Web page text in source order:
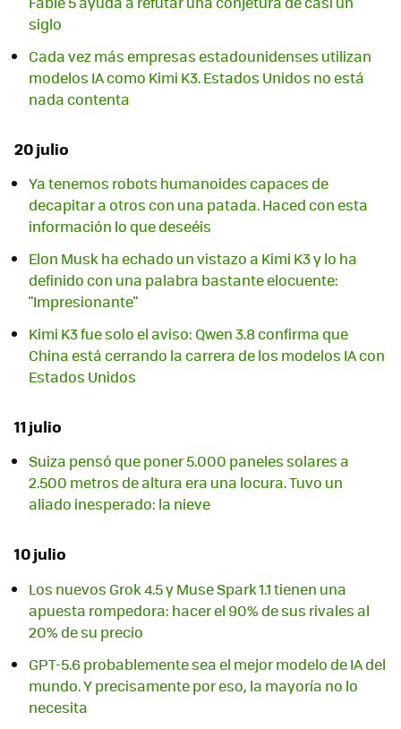
siglo
Cada vez más empresas estadounidenses utilizan
modelos IA como Kimi K3. Estados Unidos no está
nada contenta
20 julio
Ya tenemos robots humanoides capaces de
decapitar a otros con una patada. Haced con esta
información lo que deseéis
Elon Musk ha echado un vistazo a Kimi K3 y lo ha
definido con una palabra bastante elocuente:
"Impresionante"
Kimi K3 fue solo el aviso: Qwen 3.8 confirma que
China está cerrando la carrera de los modelos IA con
Estados Unidos
11 julio
Suiza pensó que poner 5.000 paneles solares a
2.500 metros de altura era una locura. Tuvo un
aliado inesperado: la nieve
10 julio
Los nuevos Grok 4.5 y Muse Spark 1.1 tienen una
apuesta rompedora: hacer el 90% de sus rivales al
20% de su precio
GPT-5.6 probablemente sea el mejor modelo de IA del
mundo. Y precisamente por eso, la mayoría no lo
necesita